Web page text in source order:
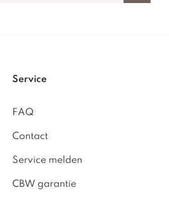
Service
FAQ
Contact
Service melden
CBW garantie